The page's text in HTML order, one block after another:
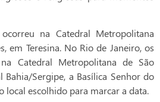
na Catedral Metropolitana
em Teresina. No Rio de Janeiro, os
Catedral Metropolitana de São
Bahia/Sergipe, a Basílica Senhor do
local escolhido para marcar a data.